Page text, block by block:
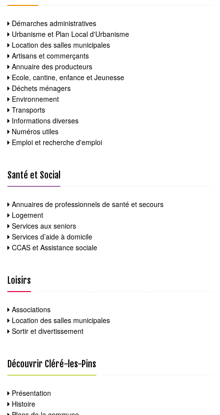
Démarches administratives
Urbanisme et Plan Local d'Urbanisme
Location des salles municipales
Artisans et commerçants
Annuaire des producteurs
Ecole, cantine, enfance et Jeunesse
Déchets ménagers
Environnement
Transports
Informations diverses
Numéros utiles
Emploi et recherche d'emploi
Santé et Social
Annuaires de professionnels de santé et secours
Logement
Services aux seniors
Services d’aide à domicile
CCAS et Assistance sociale
Loisirs
Associations
Location des salles municipales
Sortir et divertissement
Découvrir Cléré-les-Pins
Présentation
Histoire